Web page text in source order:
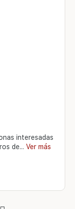
interesadas
de... Ver más